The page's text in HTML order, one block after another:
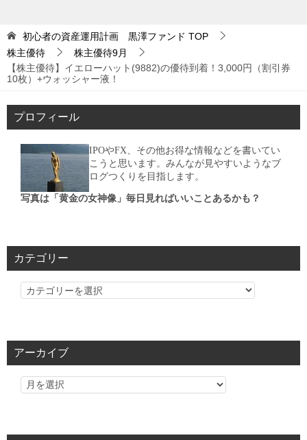
初心者の資産運用計画 黒澤ファンド TOP
株主優待
株主優待9月
【株主優待】イエローハット(9882)の優待到着！3,000円（割引券
10枚）+ウォッシャー液！
プロフィール
IPOやFX、その他お得な情報などを書いてい
こうと思います。みんなが見やすいようなブ
ログつくりを目指します。
写真は「黄金の女神像」毎日見ればいいことあるかも？
カテゴリー
カ
リ
アーカイブ